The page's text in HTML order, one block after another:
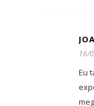
16/
Eu